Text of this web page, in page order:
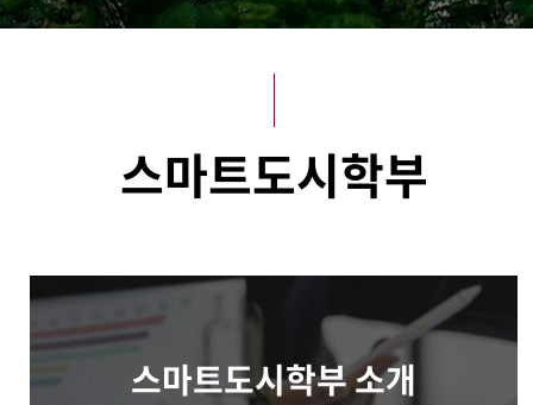
스마트도시학부
스마트도시학부 소개